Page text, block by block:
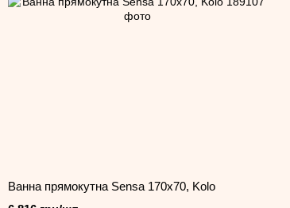
Ванна прямокутна Sensa 170x70, Kolo